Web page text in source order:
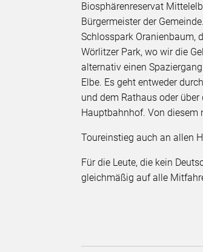
Biosphärenreservat
Bürgermeister der
Schlosspark Oranienbaum,
Wörlitzer Park, wo wir die
alternativ einen
Elbe. Es geht entweder
und dem Rathaus oder
Hauptbahnhof. Von diesem
Toureinstieg auch an allen
Für die Leute, die kein
gleichmäßig auf alle